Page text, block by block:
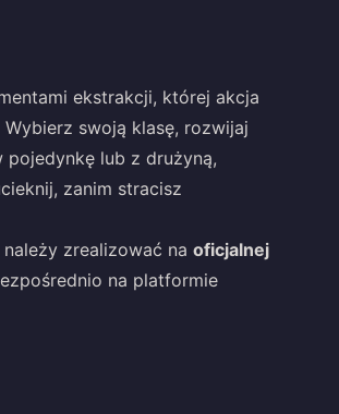
ekstrakcji, której akcja
swoją klasę, rozwijaj
lub z drużyną,
zanim stracisz
zrealizować na oficjalnej
na platformie